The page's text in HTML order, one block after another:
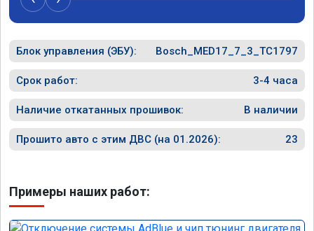
Блок управления (ЭБУ): Bosch_MED17_7_3_TC1797
Срок работ: 3-4 часа
Наличие откатанных прошивок: В наличии
Прошито авто с этим ДВС (на 01.2026): 23
Примеры наших работ: